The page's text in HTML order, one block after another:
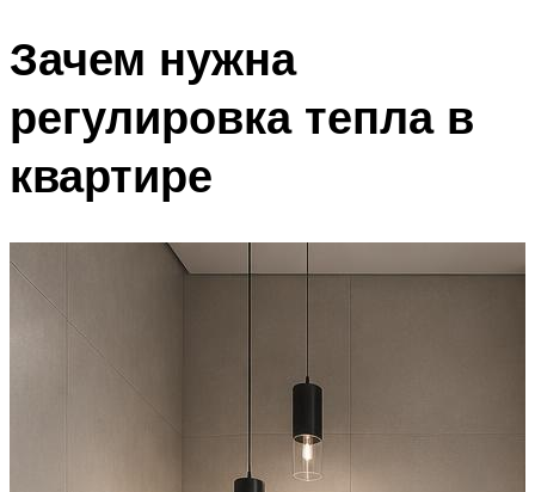
Зачем нужна
регулировка тепла в
квартире